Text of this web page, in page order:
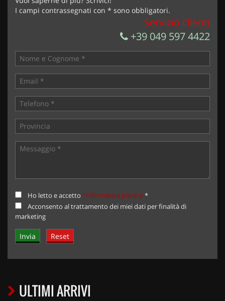
I campi contrassegnati con * sono obbligatori.
Servizio clienti
+39 049 597 4422
Ho letto e accetto l'informativa privacy*
Acconsento al trattamento dei miei dati per finalità di
marketing
ULTIMI ARRIVI